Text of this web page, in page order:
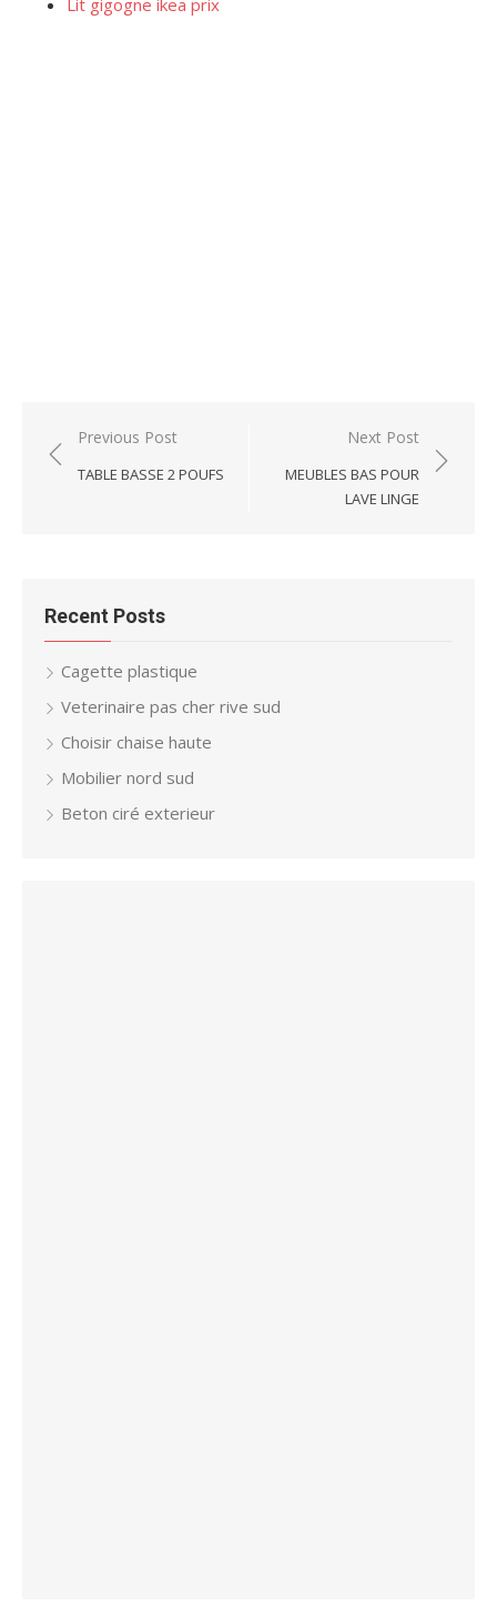
Lit gigogne ikea prix
Post
navigation
Previous Post
TABLE BASSE 2 POUFS
Next Post
MEUBLES BAS POUR
LAVE LINGE
Recent Posts
Cagette plastique
Veterinaire pas cher rive sud
Choisir chaise haute
Mobilier nord sud
Beton ciré exterieur